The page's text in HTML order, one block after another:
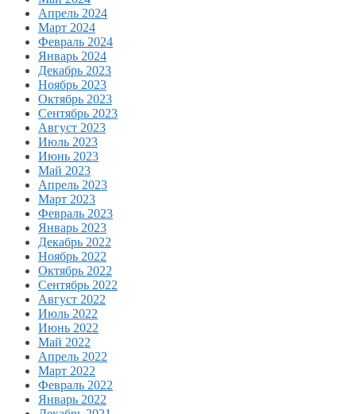
Апрель 2024
Март 2024
Февраль 2024
Январь 2024
Декабрь 2023
Ноябрь 2023
Октябрь 2023
Сентябрь 2023
Август 2023
Июль 2023
Июнь 2023
Май 2023
Апрель 2023
Март 2023
Февраль 2023
Январь 2023
Декабрь 2022
Ноябрь 2022
Октябрь 2022
Сентябрь 2022
Август 2022
Июль 2022
Июнь 2022
Май 2022
Апрель 2022
Март 2022
Февраль 2022
Январь 2022